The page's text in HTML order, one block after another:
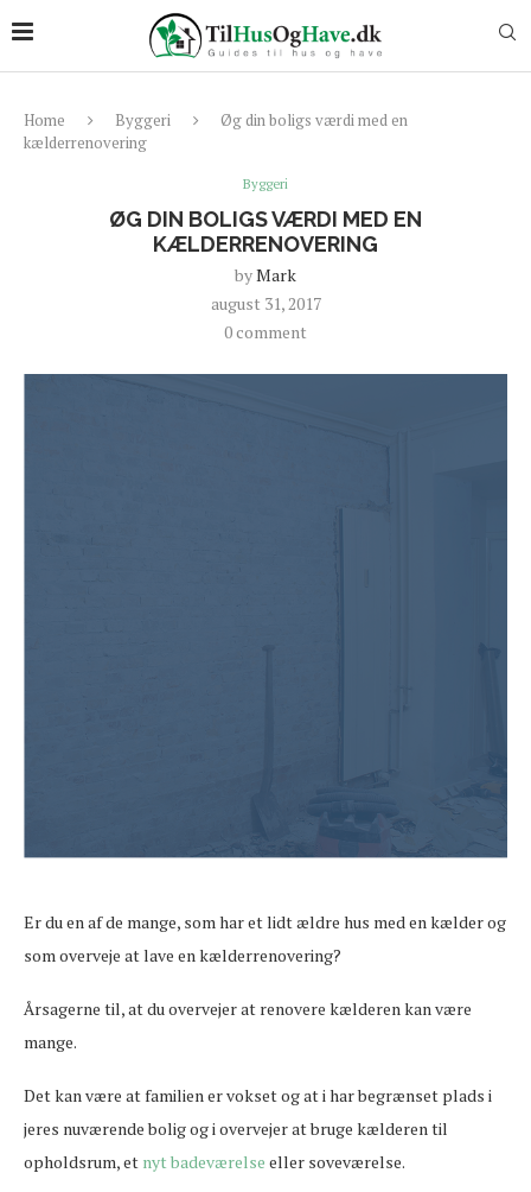
Home Byggeri
Øg din boligs værdi med en
kælderrenovering
Byggeri
ØG DIN BOLIGS VÆRDI MED EN
KÆLDERRENOVERING
byMark
august 31, 2017
0 comment
Er du en af de mange, som har et lidt ældre hus med en kælder og
som overveje at lave en kælderrenovering?
Årsagerne til, at du overvejer at renovere kælderen kan være
mange.
Det kan være at familien er vokset og at i har begrænset plads i
jeres nuværende bolig og i overvejer at bruge kælderen til
opholdsrum, et nyt badeværelse eller soveværelse.